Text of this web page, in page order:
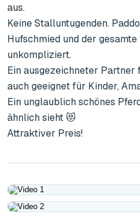
aus.
Keine Stalluntugenden.
Hufschmied und der
unkompliziert.
Ein ausgezeichneter Partner
auch geeignet für Kinder,
Ein unglaublich schönes
ähnlich sieht 😻
Attraktiver Preis!
Play